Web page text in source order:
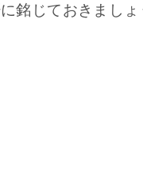
銘じておきましょ